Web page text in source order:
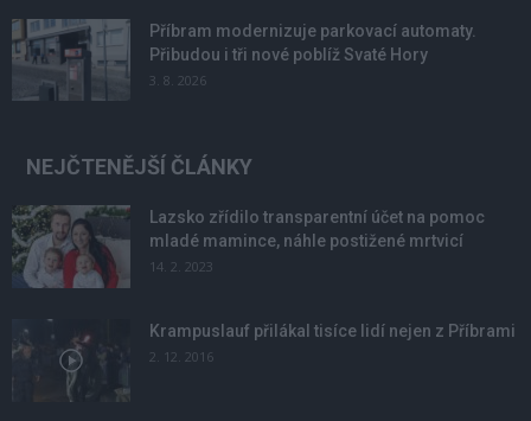
Příbram modernizuje parkovací automaty.
Přibudou i tři nové poblíž Svaté Hory
3. 8. 2026
NEJČTENĚJŠÍ ČLÁNKY
Lazsko zřídilo transparentní účet na pomoc
mladé mamince, náhle postižené mrtvicí
14. 2. 2023
Krampuslauf přilákal tisíce lidí nejen z Příbrami
2. 12. 2016